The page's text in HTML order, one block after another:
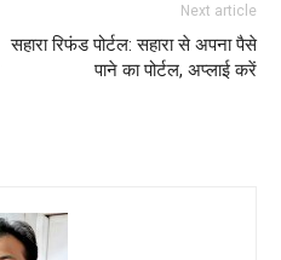
Next article
सहारा रिफंड पोर्टल: सहारा से अपना पैसे
पाने का पोर्टल, अप्लाई करें